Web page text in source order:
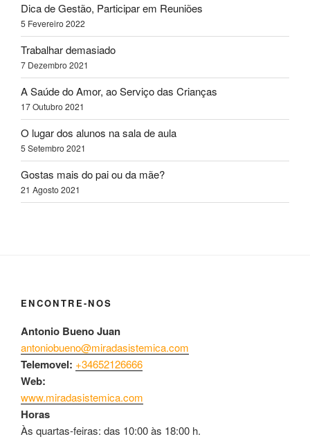
Dica de Gestão, Participar em Reuniões
5 Fevereiro 2022
Trabalhar demasiado
7 Dezembro 2021
A Saúde do Amor, ao Serviço das Crianças
17 Outubro 2021
O lugar dos alunos na sala de aula
5 Setembro 2021
Gostas mais do pai ou da mãe?
21 Agosto 2021
ENCONTRE-NOS
Antonio Bueno Juan
antoniobueno@miradasistemica.com
Telemovel: +34652126666
Web:
www.miradasistemica.com
Horas
Às quartas-feiras: das 10:00 às 18:00 h.